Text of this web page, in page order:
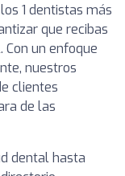
1 dentistas más
que recibas
un enfoque
nuestros
clientes
de las
dental hasta